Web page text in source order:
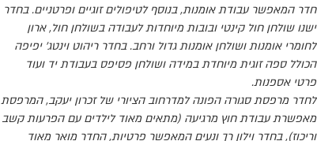
חדר המאפשר עבודת אומנות, בנוסף לטיפולים זוגיים ופרטניים. בחדר
ישנו שולחן חול קינטי ובובות מיוחדות לעבודה בשולחן חול, ארון
לחומרי אומנות ושולחן אומנות גדול ורחב. בחדר ריהוט וינטג' יפיפה
הכולל ספה זוגית מיוחדת במידה ושולחן פסיפס בעבודת יד ועוד
פרטי אספנות.
לחדר מרפסת סגורה הפונה למדרחוב הציורי של זכרון יעקב, המרפסת
מאפשרת עבודת חוץ מרגיעה (מתאים מאוד לילדים עם הפרעות קשב
וריכוז), בחדר וילון רך ונעים המאפשר פרטיות, החדר מואר מאוד